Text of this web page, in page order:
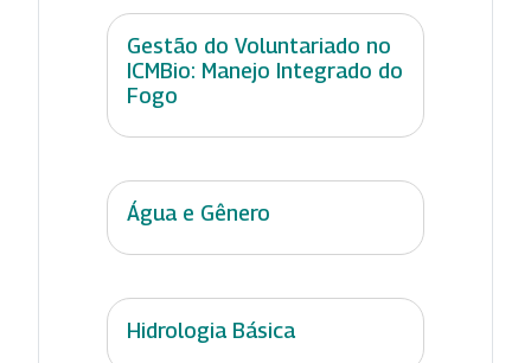
Gestão do Voluntariado no
ICMBio: Manejo Integrado do
Fogo
Água e Gênero
Hidrologia Básica